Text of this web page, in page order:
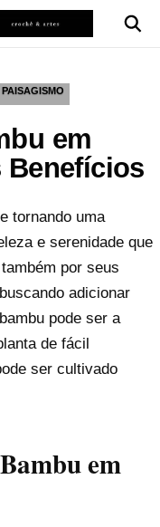
PAISAGISMO
em
Benefícios
tornando uma
e serenidade que
por seus
adicionar
pode ser a
de fácil
ser cultivado
em